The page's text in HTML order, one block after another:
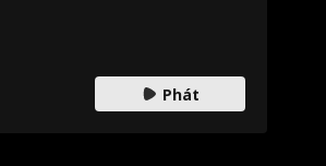
Phát